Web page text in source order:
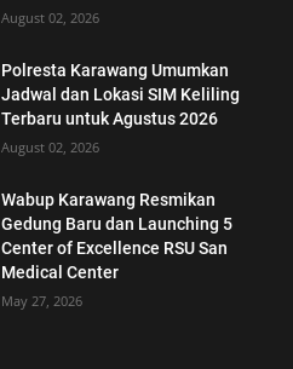
August 02, 2026
Polresta Karawang Umumkan
Jadwal dan Lokasi SIM Keliling
Terbaru untuk Agustus 2026
August 02, 2026
Wabup Karawang Resmikan
Gedung Baru dan Launching 5
Center of Excellence RSU San
Medical Center
May 27, 2026